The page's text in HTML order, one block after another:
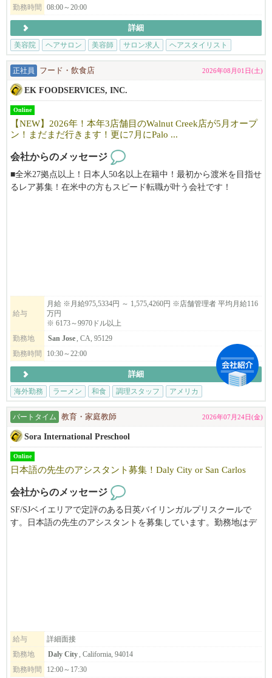
スパルーム：月＄900
【サロンについて】
カリフォルニアで10年以上地元のお客様に愛されているJapanese h
air salonです。
「日本の技術で満足してもらいたい！」そんな思いで一人一人の
お客様に満足頂けるよう日本のサービスを提供しています。
明るく、フレンドリーな雰囲気で、溶け込みやすい環境です。仕
事も親切・丁寧に教えますので安心して働けます。
まずはお気軽にfostercity@viangehair.comへご連絡下さい。ご応募
お待ちしております。
勤務時間 08:00～20:00
詳細
美容院
ヘアサロン 美容師 サロン求人 ヘアスタイリスト
正社員 フード・飲食店 2026年08月01日(土)
EK FOODSERVICES, INC.
Online
【NEW】2026年！本年3店舗目のWalnut Creek店が5月オープ
ン！まだまだ行きます！更に7月にPalo ...
会社からのメッセージ
■全米27拠点以上！日本人50名以上在籍中！最初から渡米を目指せ
るレア募集！在米中の方もスピード転職が叶う会社です！
アメリカへ、世界進出のチャンスを掴みませんか？業務拡大に伴
い、米国で活躍する仲間を大募集します！⇨ ⇨
▶︎こんな方は、まずはご応募してみてください。
日本在住でアメリカでの飲食業の大成功を夢見ている方。米国在
住者で転職をお考えの方。
▶︎弊社の特徴
皆さんが年に1度は2週間程度の帰国やバケーションを楽しんでま
す！
「ええっ！そんなに休み取れるんですか？と驚かれる事も多いで
す。」（笑）
スタッフ平均月給​116.9万円）。
​※為替レート $1=¥158 （2026年3月換算）
▶︎応募のポイント♪
職務経歴や履歴書については、なるべく詳細を明記して頂けると
選考確率がグンっと上がります！
給与
月給 ※月給975,5334円 ～ 1,575,4260円 ※店舗管理者 平均月給116
万円
※ 6173～9970ドル以上
勤務地
San Jose, CA, 95129
勤務時間
10:30～22:00
詳細
海外勤務
ラーメン 和食 調理スタッフ アメリカ
パートタイム 教育・家庭教師 2026年07月24日(金)
Sora International Preschool
Online
日本語の先生のアシスタント募集！Daly City or San Carlos
会社からのメッセージ
SF/SJベイエリアで定評のある日英バイリンガルプリスクールで
す。日本語の先生のアシスタントを募集しています。勤務地はデ
給与
詳細面接
勤務地
Daly City, California, 94014
勤務時間
12:00～17:30